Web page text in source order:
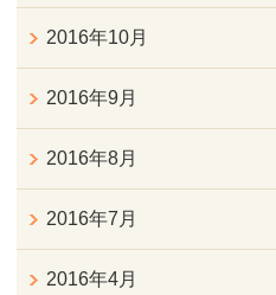
2016年10月
2016年9月
2016年8月
2016年7月
2016年4月